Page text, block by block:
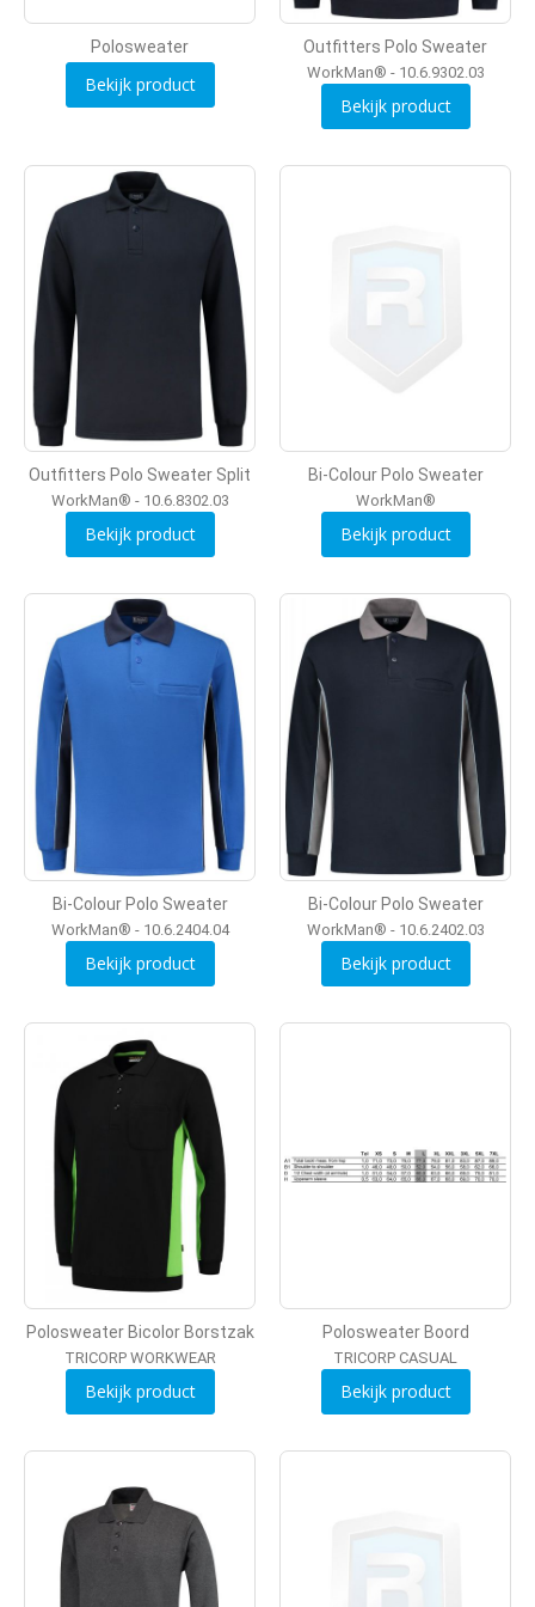
Polosweater
Bekijk product
Outfitters Polo Sweater
WorkMan® - 10.6.9302.03
Bekijk product
Outfitters Polo Sweater Split
WorkMan® - 10.6.8302.03
Bekijk product
Bi-Colour Polo Sweater
WorkMan®
Bekijk product
Bi-Colour Polo Sweater
WorkMan® - 10.6.2404.04
Bekijk product
Bi-Colour Polo Sweater
WorkMan® - 10.6.2402.03
Bekijk product
Polosweater Bicolor Borstzak
TRICORP WORKWEAR
Bekijk product
Polosweater Boord
TRICORP CASUAL
Bekijk product